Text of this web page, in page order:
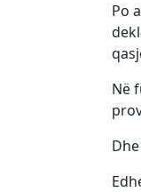
Po
Në